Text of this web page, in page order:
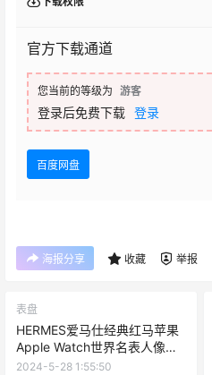
官方下载通道
您当前的等级为 游客
登录后免费下载 登录
百度网盘
海报分享 收藏 举报
表盘
HERMES爱马仕经典红马苹果
Apple Watch世界名表人像表
盘.watchface
2024-5-28 1:55:50